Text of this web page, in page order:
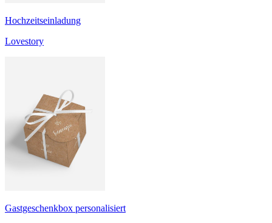
Hochzeitseinladung
Lovestory
Gastgeschenkbox personalisiert